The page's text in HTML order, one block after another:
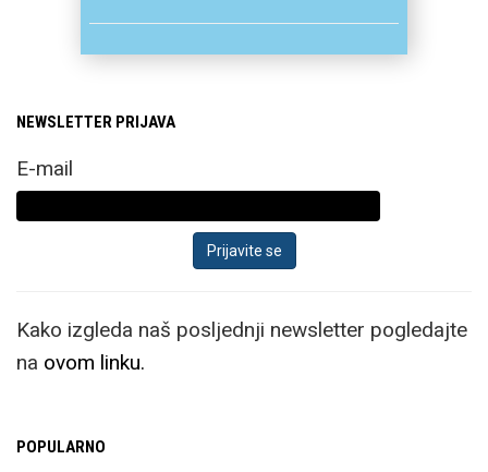
NEWSLETTER PRIJAVA
E-mail
Kako izgleda naš posljednji newsletter pogledajte
na ovom linku.
POPULARNO